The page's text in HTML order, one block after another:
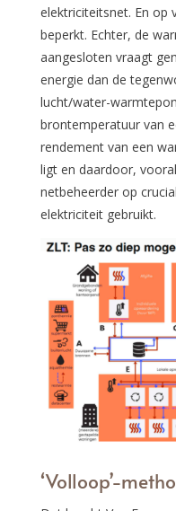
elektriciteitsnet. En op
beperkt. Echter, de
aangesloten vraagt
energie dan de
lucht/water-
brontemperatuur van
rendement van een
ligt en daardoor,
netbeheerder op
elektriciteit gebruikt.
‘Volloop’-